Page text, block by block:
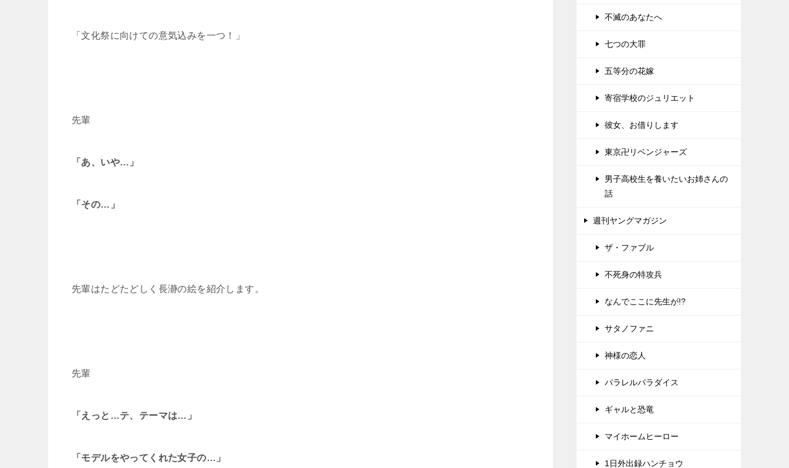
「文化祭に向けての意気込みを一つ！」
先輩
「あ、いや…」
「その…」
先輩はたどたどしく長瀞の絵を紹介します。
先輩
「えっと…テ、テーマは…」
「モデルをやってくれた女子の…」
不滅のあなたへ
七つの大罪
五等分の花嫁
寄宿学校のジュリエット
彼女、お借りします
東京卍リベンジャーズ
男子高校生を養いたいお姉さんの
話
週刊ヤングマガジン
ザ・ファブル
不死身の特攻兵
なんでここに先生が!?
サタノファニ
神様の恋人
パラレルパラダイス
ギャルと恐竜
マイホームヒーロー
1日外出録ハンチョウ